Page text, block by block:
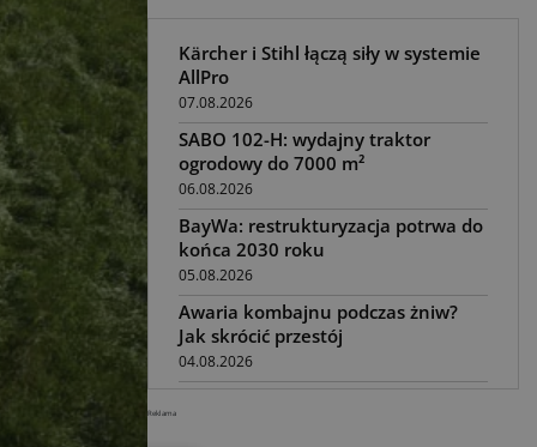
Kärcher i Stihl łączą siły w systemie
AllPro
07.08.2026
SABO 102-H: wydajny traktor
ogrodowy do 7000 m²
06.08.2026
BayWa: restrukturyzacja potrwa do
końca 2030 roku
05.08.2026
Awaria kombajnu podczas żniw?
Jak skrócić przestój
04.08.2026
Reklama